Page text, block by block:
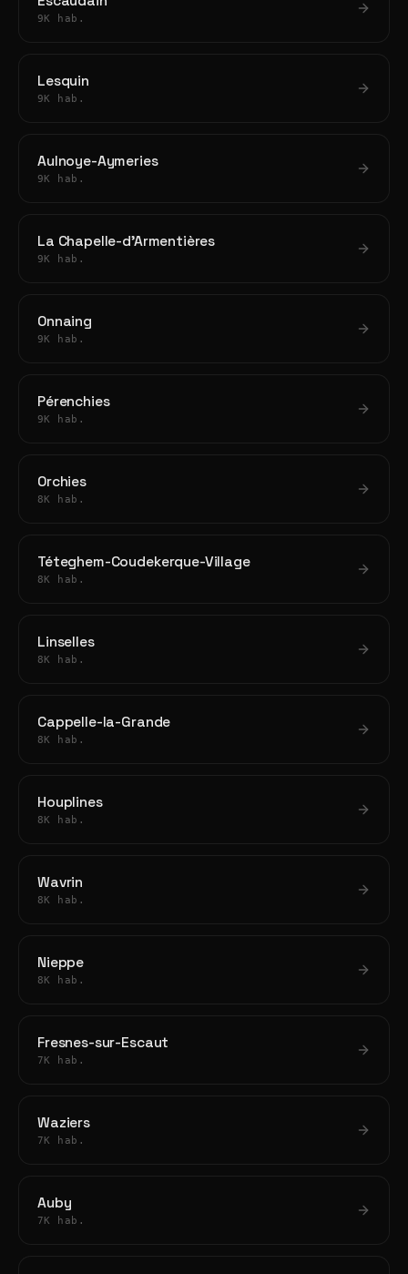
9K hab.
Lesquin
9K hab.
Aulnoye-Aymeries
9K hab.
La Chapelle-d'Armentières
9K hab.
Onnaing
9K hab.
Pérenchies
9K hab.
Orchies
8K hab.
Téteghem-Coudekerque-Village
8K hab.
Linselles
8K hab.
Cappelle-la-Grande
8K hab.
Houplines
8K hab.
Wavrin
8K hab.
Nieppe
8K hab.
Fresnes-sur-Escaut
7K hab.
Waziers
7K hab.
Auby
7K hab.